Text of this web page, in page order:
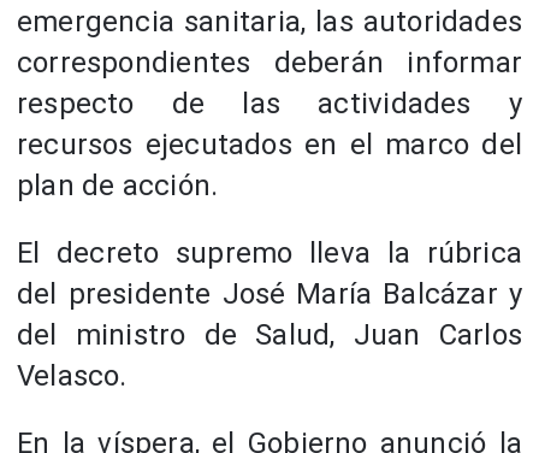
emergencia sanitaria, las autoridades
correspondientes deberán informar
respecto de las actividades y
recursos ejecutados en el marco del
plan de acción.
El decreto supremo lleva la rúbrica
del presidente José María Balcázar y
del ministro de Salud, Juan Carlos
Velasco.
En la víspera, el Gobierno anunció la